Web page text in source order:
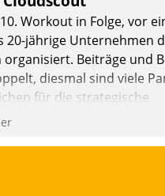
es
Workout in Folge, vor
20-jährige Unternehmen
Beiträge und
diesmal sind viele
für die strategische
Kunden.